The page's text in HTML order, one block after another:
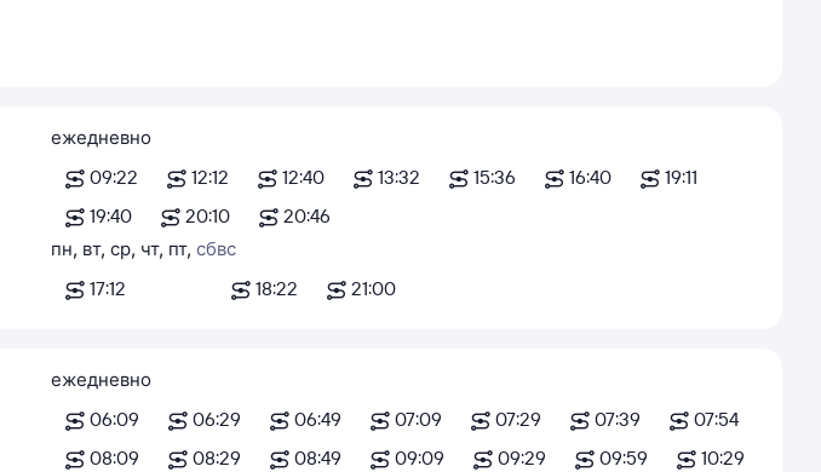
ежедневно
09:22
12:12 12:40 13:32 15:36 16:40
19:11
19:40
20:10
20:46
пн, вт, ср, чт, пт, сб
17:12
вс
18:22
21:00
ежедневно
06:09
06:29 06:49 07:09 07:29 07:39
07:54
08:09
08:29 08:49 09:09 09:29 09:59
10:29